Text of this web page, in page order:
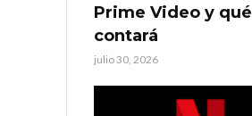
Prime Video y qué
contará
julio 30, 2026